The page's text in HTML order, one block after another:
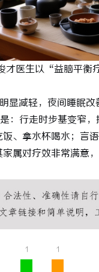
才医生以“益脑平衡
显减轻，夜间睡眠
：行走时步基变窄
、拿水杯喝水；言
属对疗效非常满意
1 1